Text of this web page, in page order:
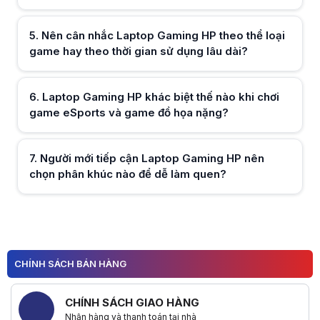
Hữu ích (0)
Hữu ích (0)
5. Nên cân nhắc Laptop Gaming HP theo thể loại
game hay theo thời gian sử dụng lâu dài?
Hữu ích (0)
6. Laptop Gaming HP khác biệt thế nào khi chơi
game eSports và game đồ họa nặng?
7. Người mới tiếp cận Laptop Gaming HP nên
chọn phân khúc nào để dễ làm quen?
Hữu ích (0)
CHÍNH SÁCH BÁN HÀNG
CHÍNH SÁCH GIAO HÀNG
Nhận hàng và thanh toán tại nhà